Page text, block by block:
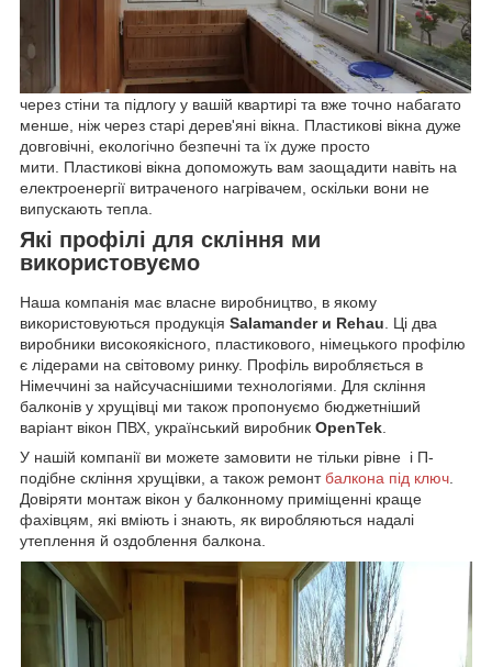
через стіни та підлогу у вашій квартирі та вже точно набагато
менше, ніж через старі дерев'яні вікна. Пластикові вікна дуже
довговічні, екологічно безпечні та їх дуже просто
мити. Пластикові вікна допоможуть вам заощадити навіть на
електроенергії витраченого нагрівачем, оскільки вони не
випускають тепла.
Які профілі для скління ми
використовуємо
Наша компанія має власне виробництво, в якому
використовуються продукція Salamander и Rehau . Ці два
виробники високоякісного, пластикового, німецького профілю
є лідерами на світовому ринку. Профіль виробляється в
Німеччині за найсучаснішими технологіями. Для скління
балконів у хрущівці ми також пропонуємо бюджетніший
варіант вікон ПВХ, український виробник OpenTek
У нашій компанії ви можете замовити не тільки рівне і П-
подібне скління хрущівки, а також ремонтбалкона під ключ
Довіряти монтаж вікон у балконному приміщенні краще
фахівцям, які вміють і знають, як виробляються надалі
утеплення й оздоблення балкона.